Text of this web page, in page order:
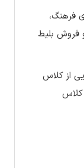
فرهنگ،
فروش بلیط
از کلاس
کلاس